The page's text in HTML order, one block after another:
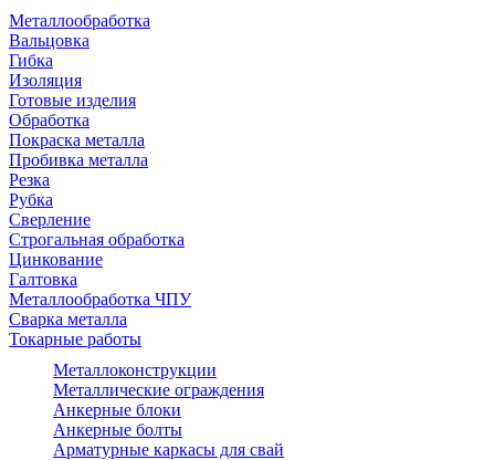
Металлообработка
Вальцовка
Гибка
Изоляция
Готовые изделия
Обработка
Покраска металла
Пробивка металла
Резка
Рубка
Сверление
Строгальная обработка
Цинкование
Галтовка
Металлообработка ЧПУ
Сварка металла
Токарные работы
Металлоконструкции
Металлические ограждения
Анкерные блоки
Анкерные болты
Арматурные каркасы для свай